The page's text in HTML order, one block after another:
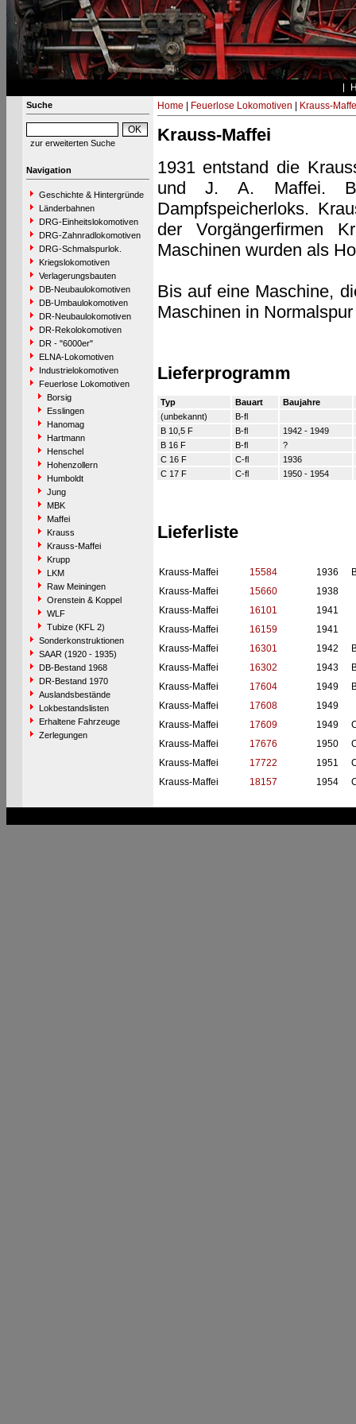
Suche
zur erweiterten Suche
Navigation
Geschichte & Hintergründe
Länderbahnen
DRG-Einheitslokomotiven
DRG-Zahnradlokomotiven
DRG-Schmalspurlok.
Kriegslokomotiven
Verlagerungsbauten
DB-Neubaulokomotiven
DB-Umbaulokomotiven
DR-Neubaulokomotiven
DR-Rekolokomotiven
DR - "6000er"
ELNA-Lokomotiven
Industrielokomotiven
Feuerlose Lokomotiven
Borsig
Esslingen
Hanomag
Hartmann
Henschel
Hohenzollern
Humboldt
Jung
MBK
Maffei
Krauss
Krauss-Maffei
Krupp
LKM
Raw Meiningen
Orenstein & Koppel
WLF
Tubize (KFL 2)
Sonderkonstruktionen
SAAR (1920 - 1935)
DB-Bestand 1968
DR-Bestand 1970
Auslandsbestände
Lokbestandslisten
Erhaltene Fahrzeuge
Zerlegungen
Home Feuerlose Lokomotiven Krauss-
Krauss-Maffei
1931 entstand die
und J. A. Maffei.
Dampfspeicherloks.
der Vorgängerfirmen
Maschinen wurden als
Bis auf eine Maschine,
Maschinen in
Lieferprogramm
Typ Bauart
Baujahre
(unbekannt)
B-fl
B 10,5 F
B-fl
1942 - 1949
B 16 F
B-fl
?
C 16 F
C-fl
1936
C 17 F
C-fl 1950 - 1954
Lieferliste
Krauss-Maffei 15584 1936
Krauss-Maffei
15660
1938
Krauss-Maffei
16101
1941
Krauss-Maffei
16159
1941
Krauss-Maffei
16301 1942
Krauss-Maffei
16302 1943
Krauss-Maffei
17604 1949
Krauss-Maffei
17608
1949
Krauss-Maffei
17609 1949
Krauss-Maffei
17676 1950
Krauss-Maffei
17722 1951
Krauss-Maffei
18157 1954